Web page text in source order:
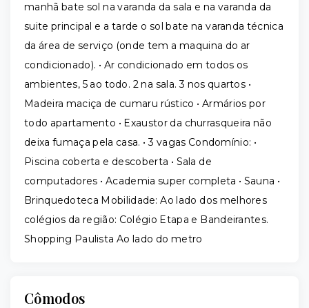
manhã bate sol na varanda da sala e na varanda da
suite principal e a tarde o sol bate na varanda técnica
da área de serviço (onde tem a maquina do ar
condicionado). • Ar condicionado em todos os
ambientes, 5 ao todo. 2 na sala. 3 nos quartos •
Madeira maciça de cumaru rústico • Armários por
todo apartamento • Exaustor da churrasqueira não
deixa fumaça pela casa. • 3 vagas Condomínio: •
Piscina coberta e descoberta • Sala de
computadores • Academia super completa • Sauna •
Brinquedoteca Mobilidade: Ao lado dos melhores
colégios da região: Colégio Etapa e Bandeirantes.
Shopping Paulista Ao lado do metro
Cômodos